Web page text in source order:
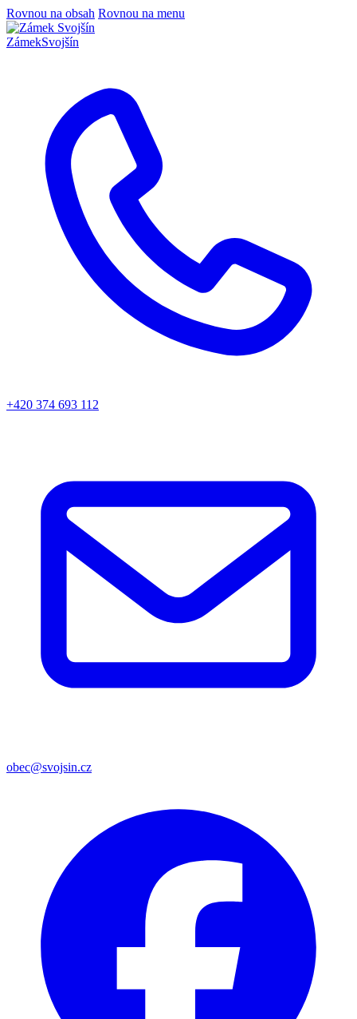
Rovnou na obsah Rovnou na menu
ZámekSvojšín
+420 374 693 112
obec@svojsin.cz